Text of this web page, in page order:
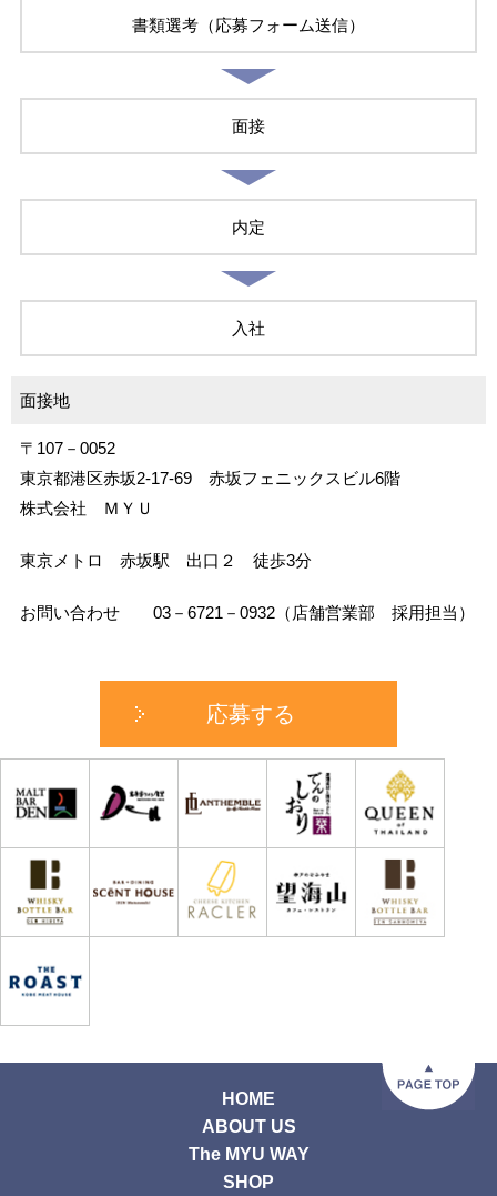
書類選考（応募フォーム送信）
面接
内定
入社
面接地
〒107－0052
東京都港区赤坂2-17-69 赤坂フェニックスビル6階
株式会社 ＭＹＵ
東京メトロ 赤坂駅 出口２ 徒歩3分
お問い合わせ 03－6721－0932（店舗営業部 採用担当）
応募する
HOME
ABOUT US
The MYU WAY
SHOP